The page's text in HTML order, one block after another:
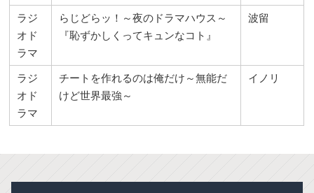
ラジ
オド
ラマ
らじどらッ！～夜のドラマハウス～
『恥ずかしくってキュンなコト』
波留
ラジ
オド
ラマ
チートを作れるのは俺だけ～無能だ
けど世界最強～
イノリ